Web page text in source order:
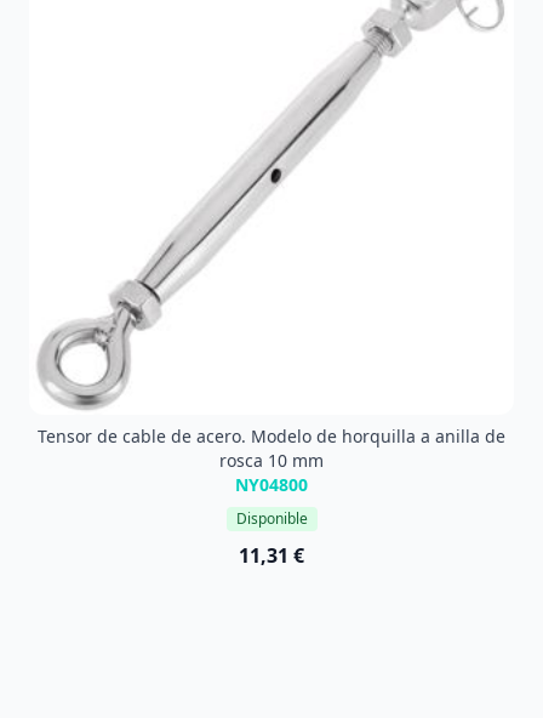
Tensor de cable de acero. Modelo de horquilla a anilla de
rosca 10 mm
NY04800
Disponible
11,31 €